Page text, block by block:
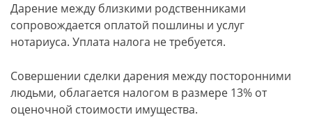
Дарение между близкими родственниками
сопровождается оплатой пошлины и услуг
нотариуса. Уплата налога не требуется.
Совершении сделки дарения между посторонними
людьми, облагается налогом в размере 13% от
оценочной стоимости имущества.